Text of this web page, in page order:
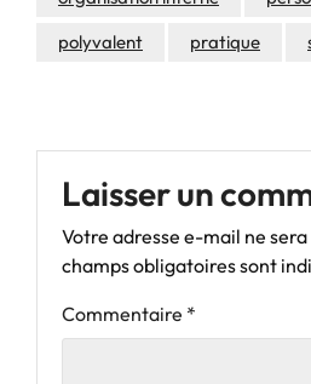
polyvalent
pratique
Laisser un
Votre adresse e-mail ne
champs obligatoires sont
Commentaire *